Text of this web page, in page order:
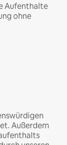
Aufenthalte
ohne
Außerdem